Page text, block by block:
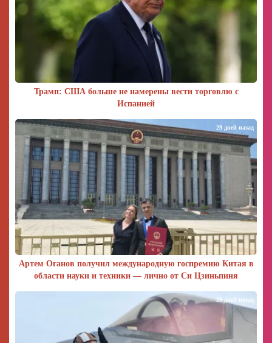
Трамп: США больше не намерены вести торговлю с
Испанией
Артем Оганов получил международную госпремию Китая в
области науки и техники — лично от Си Цзиньпиня
29 дней назад
29 дней назад